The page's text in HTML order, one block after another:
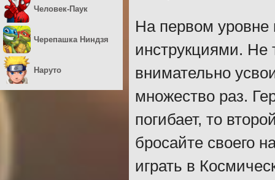
На первом уровне
инструкциями. Не
внимательно
множество раз.
погибает, то
бросайте своего
играть в
Человек-Паук
Черепашка Ниндзя
Наруто